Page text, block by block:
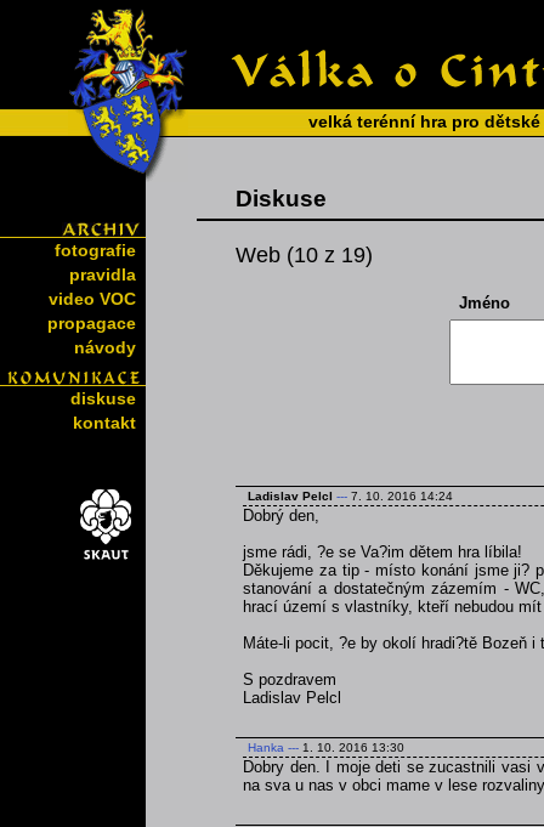
velká terénní hra pro
fotografie
pravidla
video VOC
propagace
návody
diskuse
kontakt
Diskuse
Web (10 z 19)
Jméno
Ladislav Pelcl --- 7. 10. 2016 14:24
Dobrý den,
jsme rádi, ?e se Va?im dětem hra líbila!
Děkujeme za tip - místo konání jsme ji?
stanování a dostatečným zázemím -
hrací území s vlastníky, kteří nebudou
Máte-li pocit, ?e by okolí hradi?tě Bozeň
S pozdravem
Ladislav Pelcl
Hanka --- 1. 10. 2016 13:30
Dobry den. I moje deti se zucastnili vasi
na sva u nas v obci mame v lese